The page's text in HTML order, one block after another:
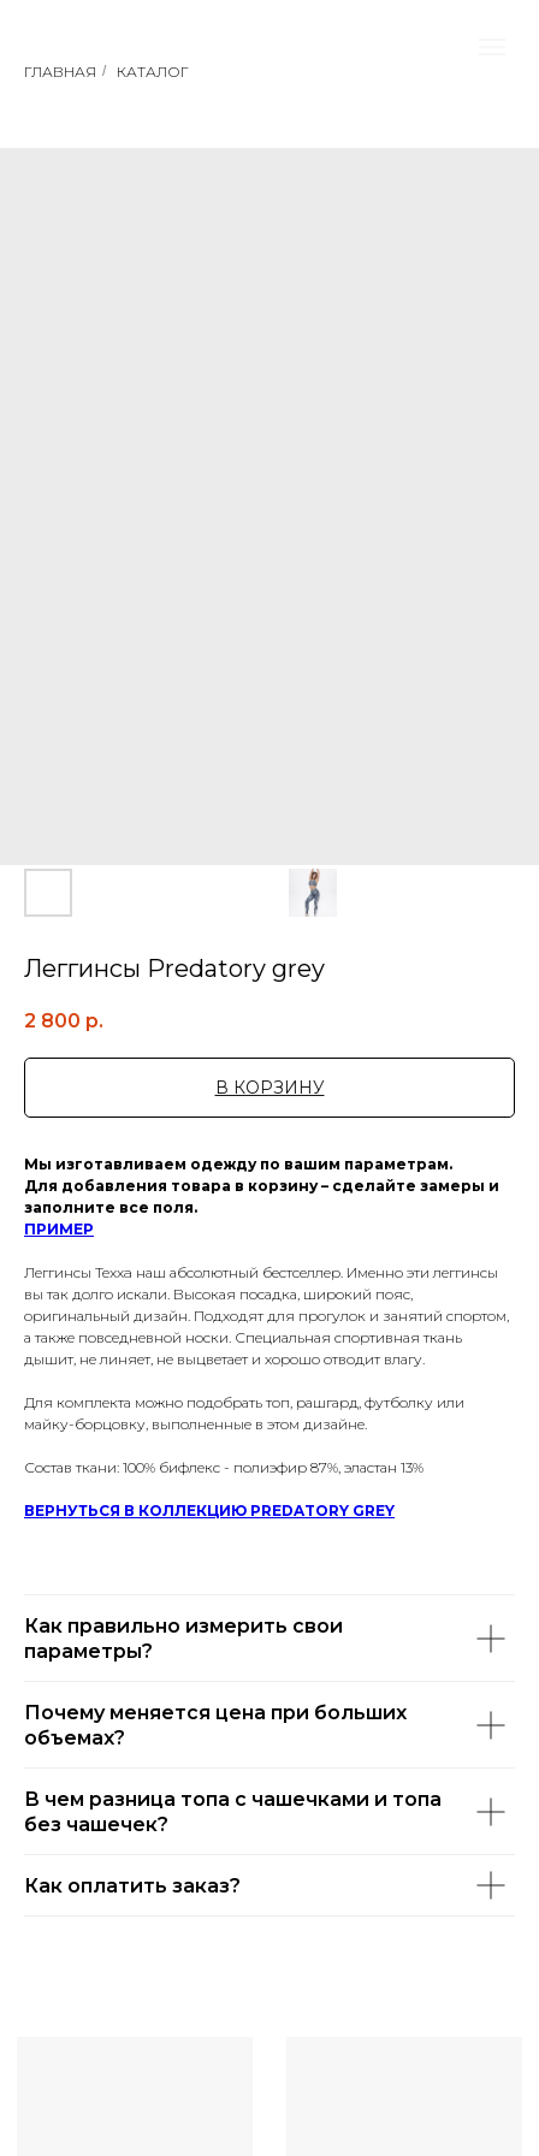
ГЛАВНАЯ / КАТАЛОГ
Леггинсы Predatory grey
2 800 р.
В КОРЗИНУ
Мы изготавливаем одежду по вашим параметрам.
Для добавления товара в корзину – сделайте замеры и
заполните все поля.
ПРИМЕР
Леггинсы Texxa наш абсолютный бестселлер. Именно эти леггинсы
вы так долго искали. Высокая посадка, широкий пояс,
оригинальный дизайн. Подходят для прогулок и занятий спортом,
а также повседневной носки. Специальная спортивная ткань
дышит, не линяет, не выцветает и хорошо отводит влагу.
Для комплекта можно подобрать топ, рашгард, футболку или
майку-борцовку, выполненные в этом дизайне.
Состав ткани: 100% бифлекс - полиэфир 87%, эластан 13%
ВЕРНУТЬСЯ В КОЛЛЕКЦИЮ PREDATORY GREY
Как правильно измерить свои
параметры?
Почему меняется цена при больших
объемах?
В чем разница топа с чашечками и топа
без чашечек?
Как оплатить заказ?